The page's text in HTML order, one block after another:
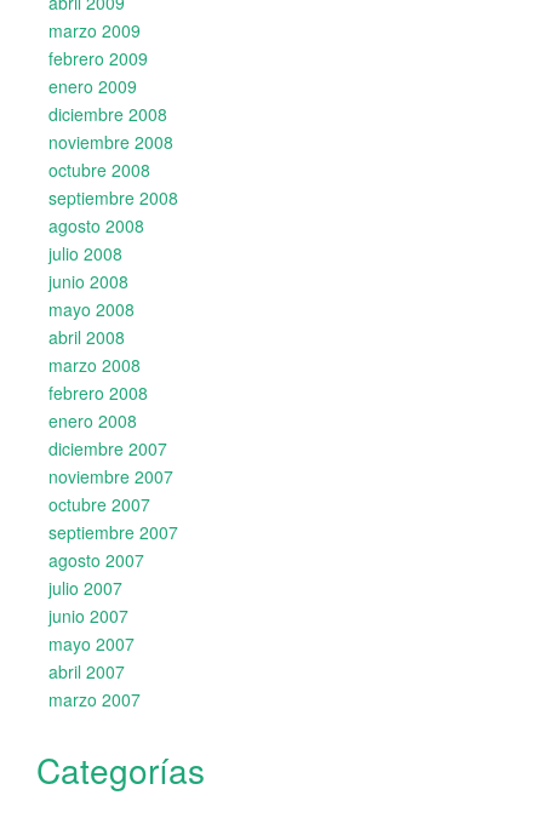
marzo 2009
febrero 2009
enero 2009
diciembre 2008
noviembre 2008
octubre 2008
septiembre 2008
agosto 2008
julio 2008
junio 2008
mayo 2008
abril 2008
marzo 2008
febrero 2008
enero 2008
diciembre 2007
noviembre 2007
octubre 2007
septiembre 2007
agosto 2007
julio 2007
junio 2007
mayo 2007
abril 2007
marzo 2007
Categorías